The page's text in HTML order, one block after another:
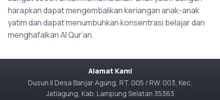
harapkan dapat mengembalikan keriangan anak-anak
yatim dan dapat menumbuhkan konsentrasi belajar dan
menghafalkan Al Qur’an.
Alamat Kami
Dusun II Desa Banjar Agung, RT. 005 / RW. 003, Kec.
Jatiagung, Kab. Lampung Selatan 35363